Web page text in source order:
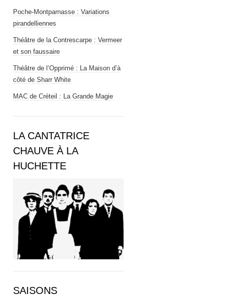
Poche-Montparnasse : Variations
pirandelliennes
Théâtre de la Contrescarpe : Vermeer
et son faussaire
Théâtre de l’Opprimé : La Maison d’à
côté de Sharr White
MAC de Créteil : La Grande Magie
LA CANTATRICE
CHAUVE À LA
HUCHETTE
SAISONS